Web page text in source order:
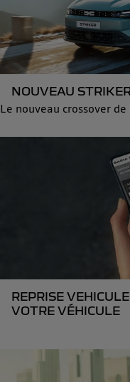
NOUVEAU
Le nouveau crossover
REPRISE
VOTRE VÉHICULE